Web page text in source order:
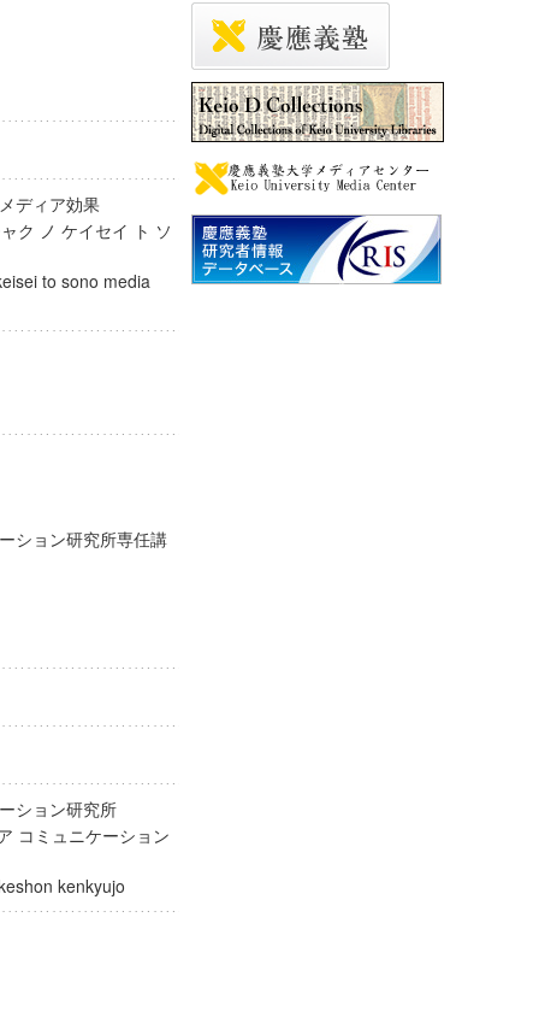
ディア効果
ク ノ ケイセイ ト ソ
to sono media
ション研究所専任講
ション研究所
コミュニケーション
kenkyujo